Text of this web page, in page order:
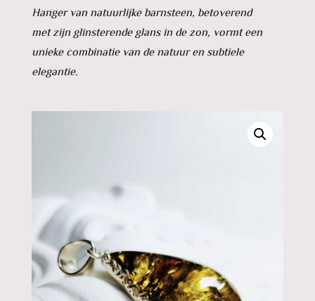
Hanger van natuurlijke barnsteen, betoverend
met zijn glinsterende glans in de zon, vormt een
unieke combinatie van de natuur en subtiele
elegantie.